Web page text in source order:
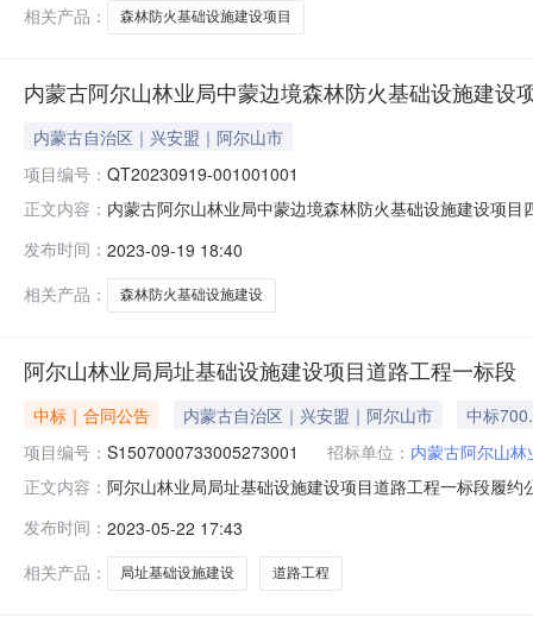
相关产品：
森林防火基础设施建设项目
内蒙古阿尔山林业局中蒙边境森林防火基础设施建
内蒙古自治区｜兴安盟｜阿尔山市
项目编号： QT20230919-001001001
正文内容： 内蒙古阿尔山林业局中蒙边境森林防火基础设施建设项
载：
发布时间： 2023-09-19 18:40
相关产品：
森林防火基础设施建设
阿尔山林业局局址基础设施建设项目道路工程一标段
中标｜合同公告 内蒙古自治区｜兴安盟｜阿尔山市
中标
项目编号： S1507000733005273001 招标单位： 内蒙古阿尔山林
正文内容： 阿尔山林业局局址基础设施建设项目道路工程一标段履
S1507000733005273001招标项目名称内蒙古阿尔山林
发布时间： 2023-05-22 17:43
相关产品：
局址基础设施建设 道路工程